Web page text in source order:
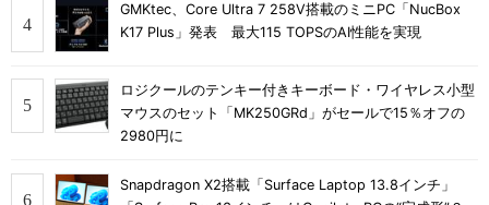
GMKtec、Core Ultra 7 258V搭載のミニPC「NucBox
K17 Plus」発表 最大115 TOPSのAI性能を実現
ロジクールのテンキー付きキーボード・ワイヤレス小型
マウスのセット「MK250GRd」がセールで15％オフの
2980円に
Snapdragon X2搭載「Surface Laptop 13.8インチ」